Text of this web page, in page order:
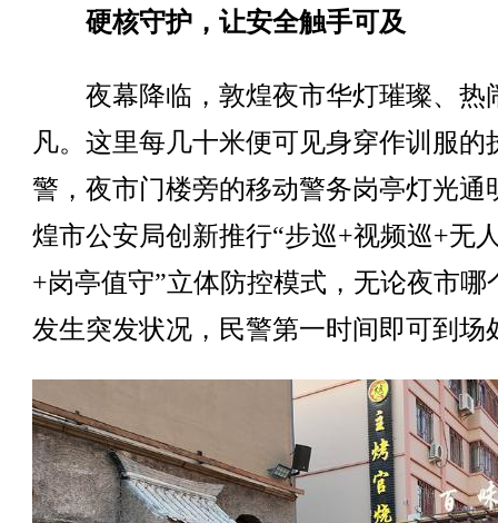
硬核守护，让安全触手可及
夜幕降临，敦煌夜市华灯璀璨、热
凡。这里每几十米便可见身穿作训服的
警，夜市门楼旁的移动警务岗亭灯光通
煌市公安局创新推行“步巡+视频巡+无
+岗亭值守”立体防控模式，无论夜市哪
发生突发状况，民警第一时间即可到场